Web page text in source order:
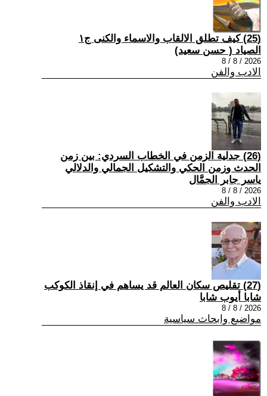
(25) كيف تطلق الالقاب والاسماء والكنى ج١
الصياد ‏( حسن سعيد‏)
2026 / 8 / 8
الادب والفن
(26) جدلية الزمن في الخطاب السردي: بين زمن
الحدث وزمن الحكي والتشكيل الجمالي والدلالي
ياسر جابر الجمَّال
2026 / 8 / 8
الادب والفن
(27) تقليص سكان العالم قد يساهم في إنقاذ الكوكب
شابا أيوب شابا
2026 / 8 / 8
مواضيع وابحاث سياسية